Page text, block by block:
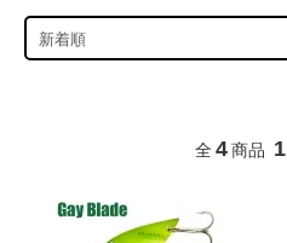
全 4 商品 1